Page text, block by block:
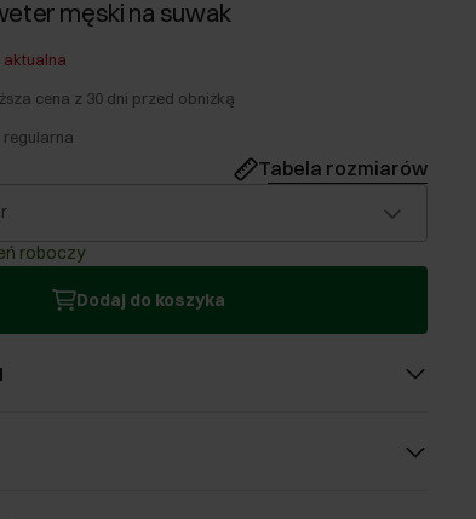
męski na suwak
aktualna
cena z 30 dni przed obniżką
regularna
Tabela rozmiarów
roboczy
Dodaj do koszyka